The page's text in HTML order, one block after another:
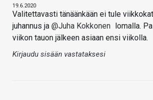
19.6.2020
Valitettavasti tänäänkään ei tule
juhannus ja @Juha Kokkonen lomalla.
viikon tauon jälkeen asiaan ensi viikolla.
Kirjaudu sisään vastataksesi